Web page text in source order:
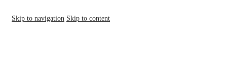
Skip to navigation Skip to content